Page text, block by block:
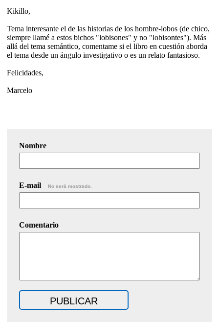
Kikillo,
Tema interesante el de las historias de los hombre-lobos (de chico,
siempre llamé a estos bichos "lobisones" y no "lobisontes"). Más
allá del tema semántico, comentame si el libro en cuestión aborda
el tema desde un ángulo investigativo o es un relato fantasioso.
Felicidades,
Marcelo
Nombre
E-mail No será mostrado.
Comentario